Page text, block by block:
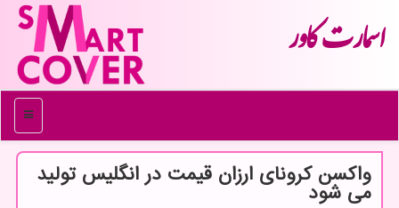
اسمارت كاور
منو
واكسن كرونای ارزان قیمت در انگلیس تولید
می شود